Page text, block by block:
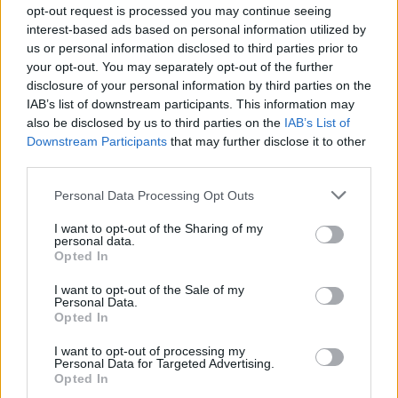
opt-out request is processed you may continue seeing
interest-based ads based on personal information utilized by
us or personal information disclosed to third parties prior to
your opt-out. You may separately opt-out of the further
disclosure of your personal information by third parties on the
IAB’s list of downstream participants. This information may
also be disclosed by us to third parties on the IAB’s List of
Downstream Participants that may further disclose it to other
Personal Data Processing Opt Outs
I want to opt-out of the Sharing of my
personal data.
Opted In
I want to opt-out of the Sale of my
Personal Data.
Opted In
I want to opt-out of processing my
Personal Data for Targeted Advertising.
Opted In
"La Norvegia penso sia una grande squadra e
l’abbiamo visto. Magari abbiamo avuto una
giornata no nel momento sbagliato e
purtroppo siamo usciti sconfitti. Però ora
bisogna pensare alle due gare che abbiamo,
Il rapporto con Modric
“Luka è il giocatore più forte che ho incontrato
in carriera. Al di là della qualità, mi ha colpito
compagno e la disponibilità che dà. A
quarant’anni non penso siano cose scontate,